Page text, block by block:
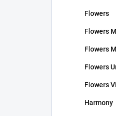
Flowers
Flowers
Flowers
Flowers
Flowers
Harmony